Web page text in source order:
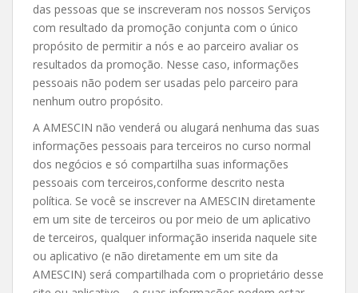
das pessoas que se inscreveram nos nossos Serviços
com resultado da promoção conjunta com o único
propósito de permitir a nós e ao parceiro avaliar os
resultados da promoção. Nesse caso, informações
pessoais não podem ser usadas pelo parceiro para
nenhum outro propósito.
A AMESCIN não venderá ou alugará nenhuma das suas
informações pessoais para terceiros no curso normal
dos negócios e só compartilha suas informações
pessoais com terceiros,conforme descrito nesta
política. Se você se inscrever na AMESCIN diretamente
em um site de terceiros ou por meio de um aplicativo
de terceiros, qualquer informação inserida naquele site
ou aplicativo (e não diretamente em um site da
AMESCIN) será compartilhada com o proprietário desse